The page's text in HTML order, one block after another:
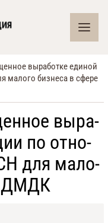
вы­ра­бо­т­ке еди­ной
ма­ло­го биз­не­са в сфе­ре
вы­ра­
по от­но­
для ма­ло­
ДМДК